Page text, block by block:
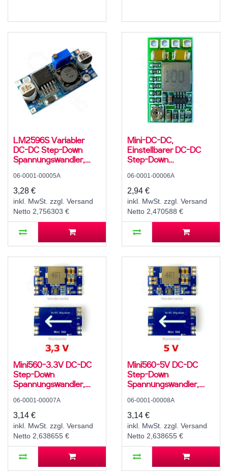
LM2596S Variabler
DC-DC Step-Down
Spannungswandler,
4..35 V zu 1,5..30 V
06-0001-00005A
3,28 €
inkl. MwSt. zzgl. Versand
Netto 2,756303 €
Mini-DC-DC,
Einstellbarer DC-DC
Step-Down
Abwärtswandler, 2 A,
12..20 V zu 1,8 V / 2,5 V
/ 3,3 V / 5 V / 9 V / 12 V
oder ADJ, fest oder
variabel einstellbar, mit
Potentiometer
06-0001-00006A
2,94 €
inkl. MwSt. zzgl. Versand
Netto 2,470588 €
Mini560-3.3V DC-DC
Step-Down
Spannungswandler,
Converter, 4 A, 5..20 V
zu 3,3 V
06-0001-00007A
3,14 €
inkl. MwSt. zzgl. Versand
Netto 2,638655 €
Mini560-5V DC-DC
Step-Down
Spannungswandler,
Converter, 4 A, 7..20 V
zu 5 V
06-0001-00008A
3,14 €
inkl. MwSt. zzgl. Versand
Netto 2,638655 €